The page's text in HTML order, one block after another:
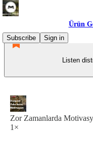
Ürün
Subscribe
Sign in
Listen
Zor Zamanlarda
1×